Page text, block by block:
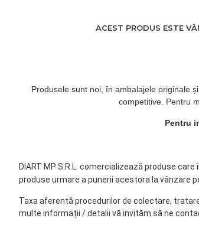
ACEST PRODUS ESTE
Produsele sunt noi, în ambalajele originale
competitive. Pentru
Pentru
DIART MP S.R.L. comercializează produse
produse urmare a punerii acestora la vânzare
Taxa aferentă procedurilor de colectare,
multe informații / detalii vă invităm să ne